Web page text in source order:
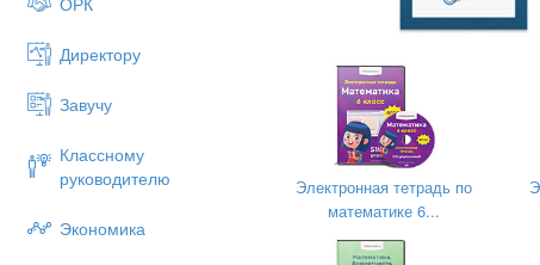
Директору
Завучу
Классному
руководителю
Экономика
Электронная тетрадь по
математике 6...